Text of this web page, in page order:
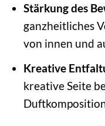
Stärkung des
ganzheitliches
von innen und
Kreative
kreative Seite